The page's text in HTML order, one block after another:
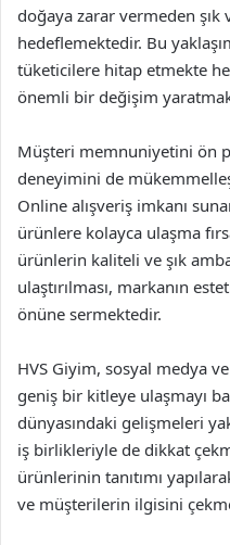
doğaya zarar vermeden
hedeflemektedir. Bu
tüketicilere hitap etmekte
önemli bir değişim
Müşteri memnuniyetini ön
deneyimini de
Online alışveriş imkanı
ürünlere kolayca ulaşma
ürünlerin kaliteli ve şık
ulaştırılması, markanın
önüne sermektedir.
HVS Giyim, sosyal medya
geniş bir kitleye ulaşmayı
dünyasındaki gelişmeleri
iş birlikleriyle de dikkat
ürünlerinin tanıtımı
ve müşterilerin ilgisini